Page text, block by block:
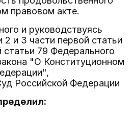
правовом акте.
и руководствуясь
2 и 3 части первой статьи
79 Федерального
"О Конституционном
Российской Федерации